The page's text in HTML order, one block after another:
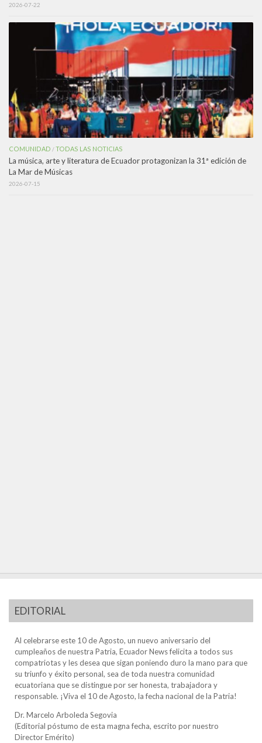
2026-07-22
COMUNIDAD /TODAS LAS NOTICIAS
La música, arte y literatura de Ecuador protagonizan la 31ª edición de
La Mar de Músicas
2026-07-15
EDITORIAL
Al celebrarse este 10 de Agosto, un nuevo aniversario del
cumpleaños de nuestra Patria, Ecuador News felicita a todos sus
compatriotas y les desea que sigan poniendo duro la mano para que
su triunfo y éxito personal, sea de toda nuestra comunidad
ecuatoriana que se distingue por ser honesta, trabajadora y
responsable. ¡Viva el 10 de Agosto, la fecha nacional de la Patria!
Dr. Marcelo Arboleda Segovia
(Editorial póstumo de esta magna fecha, escrito por nuestro
Director Emérito)